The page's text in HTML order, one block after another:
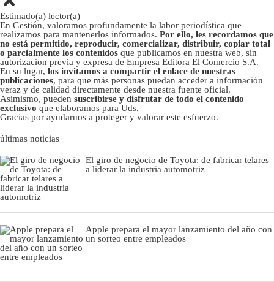
Estimado(a) lector(a)
En Gestión, valoramos profundamente la labor periodística que
realizamos para mantenerlos informados. Por ello, les recordamos que
no está permitido, reproducir, comercializar, distribuir, copiar total
o parcialmente los contenidos que publicamos en nuestra web, sin
autorizacion previa y expresa de Empresa Editora El Comercio S.A.
En su lugar, los invitamos a compartir el enlace de nuestras
publicaciones, para que más personas puedan acceder a información
veraz y de calidad directamente desde nuestra fuente oficial.
Asimismo, pueden suscribirse y disfrutar de todo el contenido
exclusivo que elaboramos para Uds.
Gracias por ayudarnos a proteger y valorar este esfuerzo.
últimas noticias
El giro de negocio de Toyota: de fabricar telares
a liderar la industria automotriz
Apple prepara el mayor lanzamiento del año con
un sorteo entre empleados